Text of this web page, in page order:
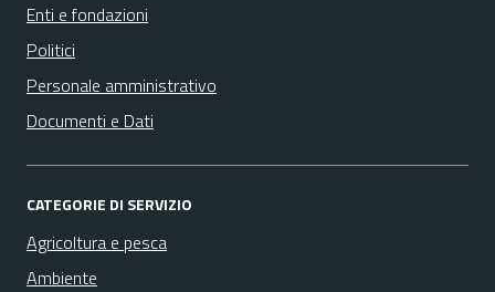
Enti e fondazioni
Politici
Personale amministrativo
Documenti e Dati
CATEGORIE DI SERVIZIO
Agricoltura e pesca
Ambiente